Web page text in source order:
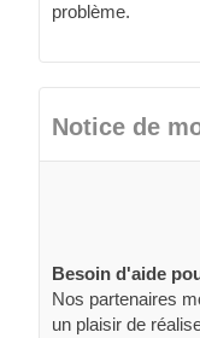
problème.
Notice de
Besoin d'aide
Nos partenaires
un plaisir de